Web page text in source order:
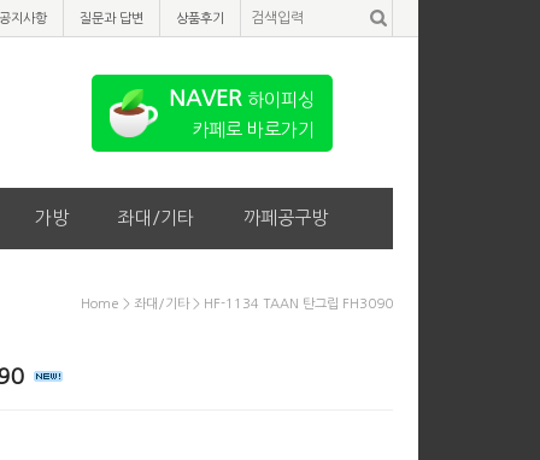
공지사항 질문과 답변 상품후기
가방 좌대/기타 까페공구방
NAVER 하이피싱
카페로 바로가기
Home > 좌대/기타> HF-1134 TAAN 탄그립 FH3090